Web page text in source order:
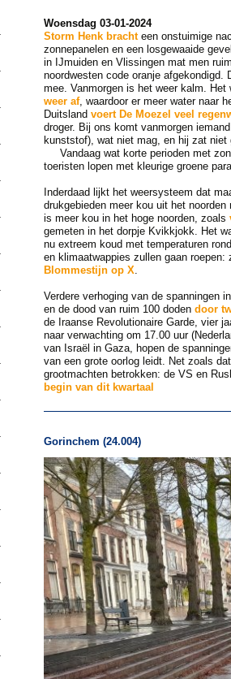
Woensdag 03-01-2024
Storm Henk brachteen onstuimige
zonnepanelen en een losgewaaide
in IJmuiden en Vlissingen mat men
noordwesten code oranje
mee. Vanmorgen is het weer kalm.
weer af, waardoor er meer water naar
Duitsland voert De Moezel veel
droger. Bij ons komt vanmorgen
kunststof), wat niet mag, en hij zat niet
Vandaag wat korte perioden met zon
toeristen lopen met kleurige groene
Inderdaad lijkt het weersysteem dat
drukgebieden meer kou uit het
is meer kou in het hoge noorden, zoals
gemeten in het dorpje Kvikkjokk. Het
nu extreem koud met temperaturen
en klimaatwappies zullen gaan
Blommestijn op X
Verdere verhoging van de spanningen
en de dood van ruim 100 doden door
de Iraanse Revolutionaire Garde, vier
naar verwachting om 17.00 uur
van Israël in Gaza, hopen de
van een grote oorlog leidt. Net zoals
grootmachten betrokken: de VS en
begin van dit kwartaal
Gorinchem (24.004)